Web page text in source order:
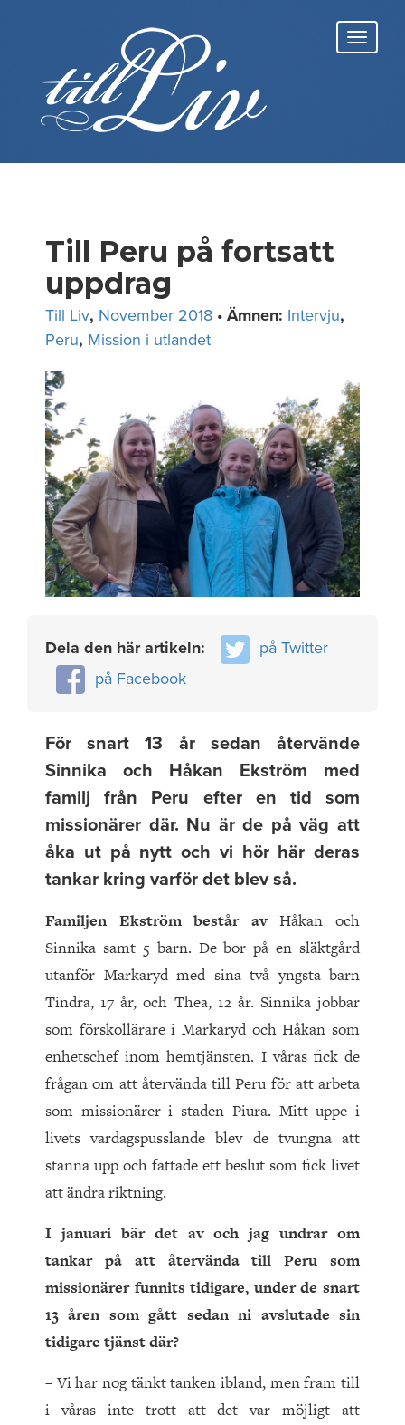
Till Peru på fortsatt
uppdrag
Till Liv, November 2018 • Ämnen: Intervju,
Peru, Mission i utlandet
Dela den här artikeln:
på Twitter
på Facebook
För snart 13 år sedan återvände
Sinnika och Håkan Ekström med
familj från Peru efter en tid som
missionärer där. Nu är de på väg att
åka ut på nytt och vi hör här deras
tankar kring varför det blev så.
Familjen Ekström består avHåkan och
Sinnika samt 5 barn. De bor på en släktgård
utanför Markaryd med sina två yngsta barn
Tindra, 17 år, och Thea, 12 år. Sinnika jobbar
som förskollärare i Markaryd och Håkan som
enhetschef inom hemtjänsten. I våras fick de
frågan om att återvända till Peru för att arbeta
som missionärer i staden Piura. Mitt uppe i
livets vardagspusslande blev de tvungna att
stanna upp och fattade ett beslut som fick livet
att ändra riktning.
I januari bär det av och jag undrar om
tankar på att återvända till Peru som
missionärer funnits tidigare, under de snart
13 åren som gått sedan ni avslutade sin
tidigare tjänst där?
– Vi har nog tänkt tanken ibland, men fram till
i våras inte trott att det var möjligt att